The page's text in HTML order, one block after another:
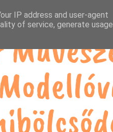
IP address and user-agent
of service, generate usage